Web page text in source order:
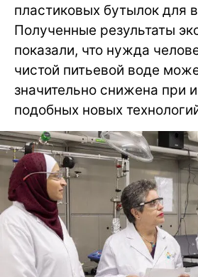
пластиковых бутылок для
Полученные результаты
показали, что нужда
чистой питьевой воде
значительно снижена при
подобных новых